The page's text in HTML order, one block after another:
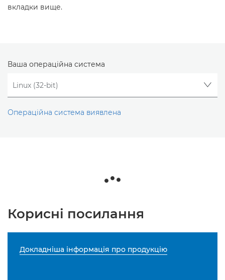
вкладки вище.
Ваша операційна система
Операційна система виявлена
Корисні посилання
Докладніша інформація про продукцію